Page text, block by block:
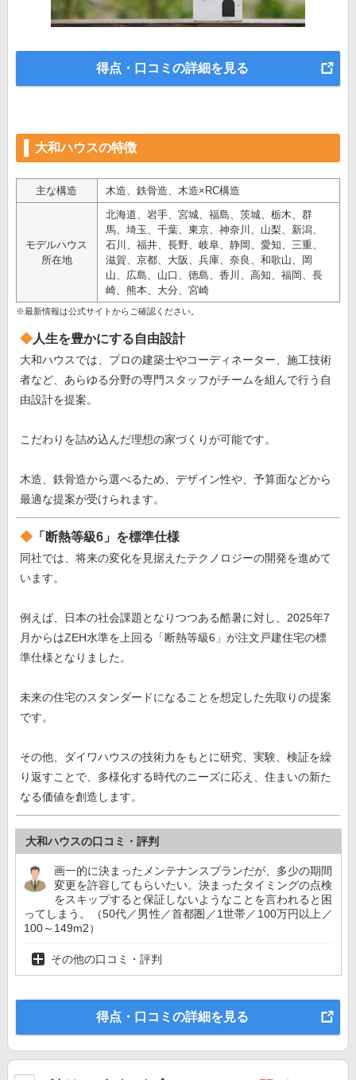
得点・口コミの詳細を見る
大和ハウスの特徴
主な構造 木造、鉄骨造、木造×RC構造
モデルハウス
所在地
北海道、岩手、宮城、福島、茨城、栃木、群
馬、埼玉、千葉、東京、神奈川、山梨、新潟、
石川、福井、長野、岐阜、静岡、愛知、三重、
滋賀、京都、大阪、兵庫、奈良、和歌山、岡
山、広島、山口、徳島、香川、高知、福岡、長
崎、熊本、大分、宮崎
※最新情報は公式サイトからご確認ください。
人生を豊かにする自由設計
大和ハウスでは、プロの建築士やコーディネーター、施工技術
者など、あらゆる分野の専門スタッフがチームを組んで行う自
由設計を提案。
こだわりを詰め込んだ理想の家づくりが可能です。
木造、鉄骨造から選べるため、デザイン性や、予算面などから
最適な提案が受けられます。
「断熱等級6」を標準仕様
同社では、将来の変化を見据えたテクノロジーの開発を進めて
います。
例えば、日本の社会課題となりつつある酷暑に対し、2025年7
月からはZEH水準を上回る「断熱等級6」が注文戸建住宅の標
準仕様となりました。
未来の住宅のスタンダードになることを想定した先取りの提案
です。
その他、ダイワハウスの技術力をもとに研究、実験、検証を繰
り返すことで、多様化する時代のニーズに応え、住まいの新た
なる価値を創造します。
大和ハウスの口コミ・評判
画一的に決まったメンテナンスブランだが、多少の期間
変更を許容してもらいたい。決まったタイミングの点検
をスキップすると保証しないようなことを言われると困
ってしまう。（50代／男性／首都圏／1世帯／100万円以上／
100～149m2）
その他の口コミ・評判
得点・口コミの詳細を見る